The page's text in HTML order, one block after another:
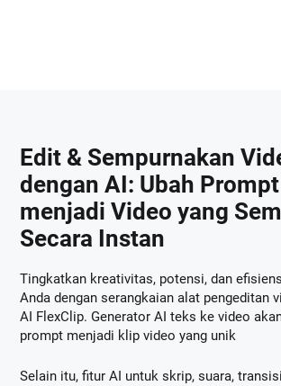
Edit & Sempurnakan
dengan AI: Ubah
menjadi Video yang
Secara Instan
Tingkatkan kreativitas, potensi, dan
Anda dengan serangkaian alat pengeditan
AI FlexClip. Generator AI teks ke video
prompt menjadi klip video yang unik
Selain itu, fitur AI untuk skrip, suara,